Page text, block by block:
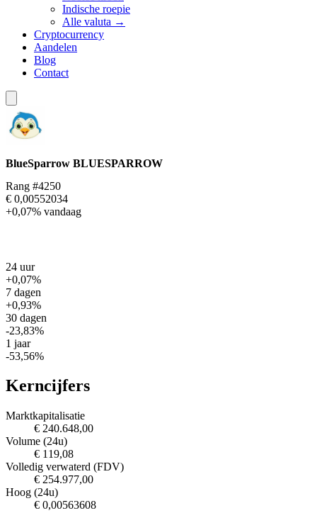
Indische roepie
Alle valuta →
Cryptocurrency
Aandelen
Blog
Contact
BlueSparrow BLUESPARROW
Rang #4250
€ 0,00552034
+0,07% vandaag
24 uur
+0,07%
7 dagen
+0,93%
30 dagen
-23,83%
1 jaar
-53,56%
Kerncijfers
Marktkapitalisatie
€ 240.648,00
Volume (24u)
€ 119,08
Volledig verwaterd (FDV)
€ 254.977,00
Hoog (24u)
€ 0,00563608